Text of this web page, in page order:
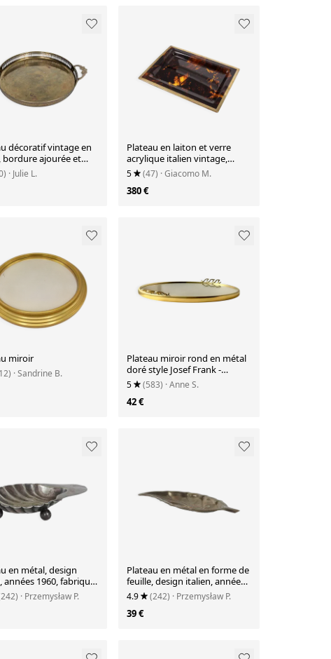
décoratif vintage en
bordure ajourée et
florales
· Julie L.
Plateau en laiton et verre
acrylique italien vintage,
années 1970
5 (47) · Giacomo M.
380 €
miroir
· Sandrine B.
Plateau miroir rond en métal
doré style Josef Frank -
années 50 60
5 (583) · Anne S.
42 €
en métal, design
années 1960, fabriqué
· Przemysław P.
Plateau en métal en forme de
feuille, design italien, années
1980, fabriqué en Italie.
4.9 (242) · Przemysław P.
39 €